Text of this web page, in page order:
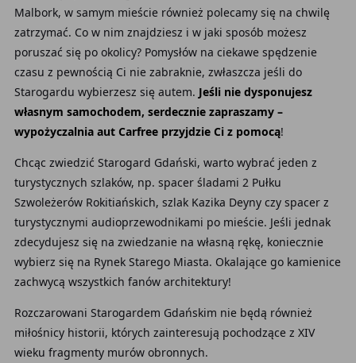
Malbork, w samym mieście również polecamy się na chwilę
zatrzymać. Co w nim znajdziesz i w jaki sposób możesz
poruszać się po okolicy? Pomysłów na ciekawe spędzenie
czasu z pewnością Ci nie zabraknie, zwłaszcza jeśli do
Starogardu wybierzesz się autem. Jeśli nie dysponujesz
własnym samochodem, serdecznie zapraszamy –
wypożyczalnia aut Carfree przyjdzie Ci z pomocą!
Chcąc zwiedzić Starogard Gdański, warto wybrać jeden z
turystycznych szlaków, np. spacer śladami 2 Pułku
Szwoleżerów Rokitiańskich, szlak Kazika Deyny czy spacer z
turystycznymi audioprzewodnikami po mieście. Jeśli jednak
zdecydujesz się na zwiedzanie na własną rękę, koniecznie
wybierz się na Rynek Starego Miasta. Okalające go kamienice
zachwycą wszystkich fanów architektury!
Rozczarowani Starogardem Gdańskim nie będą również
miłośnicy historii, których zainteresują pochodzące z XIV
wieku fragmenty murów obronnych.